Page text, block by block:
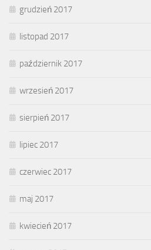
grudzień 2017
listopad 2017
październik 2017
wrzesień 2017
sierpień 2017
lipiec 2017
czerwiec 2017
maj 2017
kwiecień 2017